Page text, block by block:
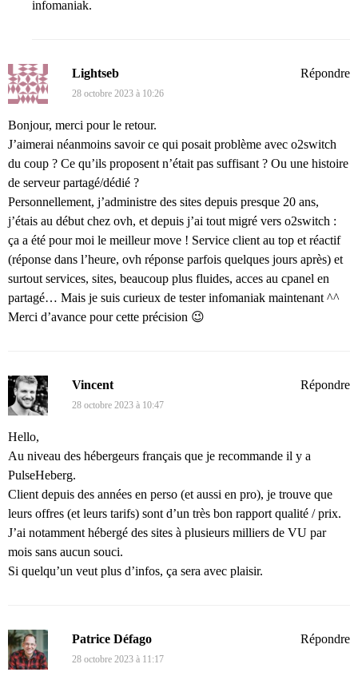
infomaniak.
Lightseb
28 octobre 2023 à 10:26
Bonjour, merci pour le retour.
J’aimerai néanmoins savoir ce qui posait problème avec o2switch
du coup ? Ce qu’ils proposent n’était pas suffisant ? Ou une histoire
de serveur partagé/dédié ?
Personnellement, j’administre des sites depuis presque 20 ans,
j’étais au début chez ovh, et depuis j’ai tout migré vers o2switch :
ça a été pour moi le meilleur move ! Service client au top et réactif
(réponse dans l’heure, ovh réponse parfois quelques jours après) et
surtout services, sites, beaucoup plus fluides, acces au cpanel en
partagé… Mais je suis curieux de tester infomaniak maintenant ^^
Merci d’avance pour cette précision 😉
Répondre
Vincent
28 octobre 2023 à 10:47
Hello,
Au niveau des hébergeurs français que je recommande il y a
PulseHeberg.
Client depuis des années en perso (et aussi en pro), je trouve que
leurs offres (et leurs tarifs) sont d’un très bon rapport qualité / prix.
J’ai notamment hébergé des sites à plusieurs milliers de VU par
mois sans aucun souci.
Si quelqu’un veut plus d’infos, ça sera avec plaisir.
Répondre
Patrice Défago
28 octobre 2023 à 11:17
Répondre